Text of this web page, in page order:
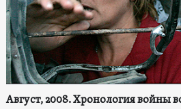
Август, 2008. Хронология войны